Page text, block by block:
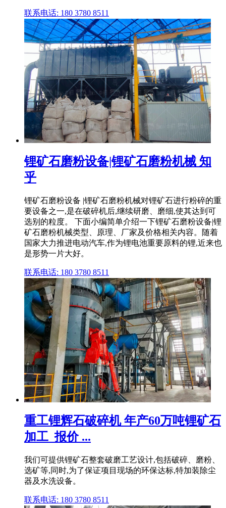
联系电话: 180 3780 8511
锂矿石磨粉设备|锂矿石磨粉机械 知
乎
锂矿石磨粉设备 |锂矿石磨粉机械对锂矿石进行粉碎的重
要设备之一,是在破碎机后,继续研磨、磨细,使其达到可
选别的粒度。 下面小编简单介绍一下锂矿石磨粉设备|锂
矿石磨粉机械类型、原理、厂家及价格相关内容。随着
国家大力推进电动汽车,作为锂电池重要原料的锂,近来也
是形势一片大好。
联系电话: 180 3780 8511
重工锂辉石破碎机 年产60万吨锂矿石
加工_报价 ...
我们可提供锂矿石整套破磨工艺设计,包括破碎、磨粉、
选矿等,同时,为了保证项目现场的环保达标,特加装除尘
器及水洗设备。
联系电话: 180 3780 8511